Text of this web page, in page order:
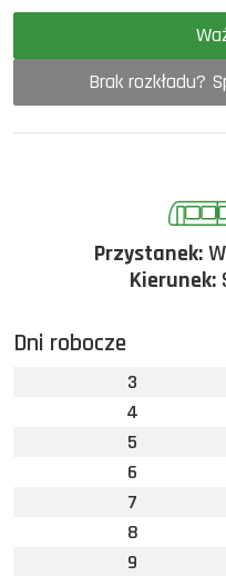
Brak rozkładu?
Przystanek:
Kierunek:
Dni robocze
3
4
5
6
7
8
9